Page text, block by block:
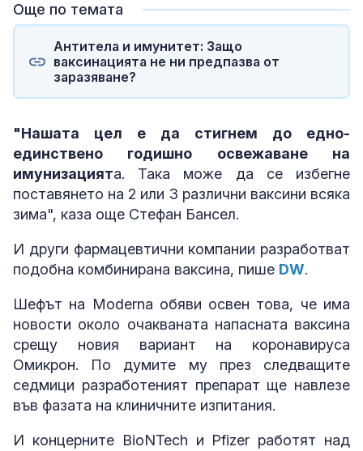
Още по темата
Антитела и имунитет: Защо
ваксинацията не ни предпазва от
заразяване?
"Нашата цел е да стигнем до едно-
единствено годишно освежаване на
имунизацията. Така може да се избегне
поставянето на 2 или 3 различни ваксини всяка
зима", каза още Стефан Бансел.
И други фармацевтични компании разработват
подобна комбинирана ваксина, пише DW.
Шефът на Moderna обяви освен това, че има
новости около очакваната напасната ваксина
срещу новия вариант на коронавируса
Омикрон. По думите му през следващите
седмици разработеният препарат ще навлезе
във фазата на клиничните изпитания.
И концерните BioNTech и Pfizer работят над